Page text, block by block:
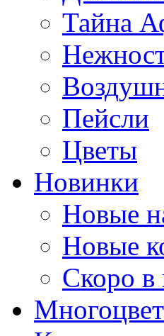
Тайна
Пейсли
Цветы
Новинки
Новые
Новые
Скоро в